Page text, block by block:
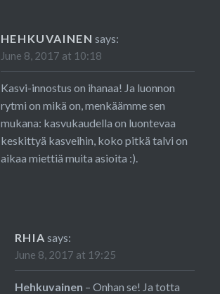
HEHKUVAINEN says:
June 8, 2017 at 10:18
Kasvi-innostus on ihanaa! Ja luonnon
rytmi on mikä on, menkäämme sen
mukana: kasvukaudella on luontevaa
keskittyä kasveihin, koko pitkä talvi on
aikaa miettiä muita asioita :).
RHIA says:
June 8, 2017 at 19:25
Hehkuvainen – Onhan se! Ja totta